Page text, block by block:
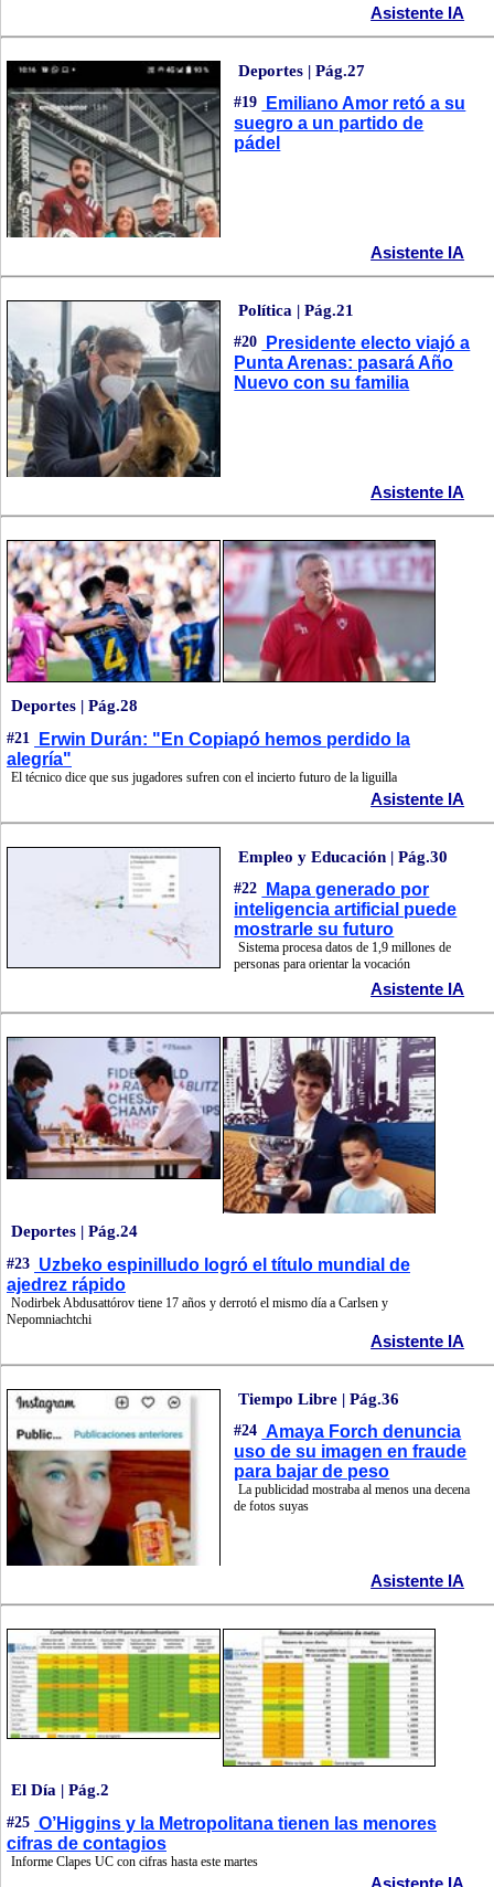
Asistente IA
Deportes | Pág.27
#19
Emiliano Amor retó a su
suegro a un partido de
pádel
Asistente IA
Política | Pág.21
#20
Presidente electo viajó a
Punta Arenas: pasará Año
Nuevo con su familia
Asistente IA
Deportes | Pág.28
#21
Erwin Durán: "En Copiapó hemos perdido la
alegría"
El técnico dice que sus jugadores sufren con el incierto futuro de la liguilla
Asistente IA
Empleo y Educación | Pág.30
#22
Mapa generado por
inteligencia artificial puede
mostrarle su futuro
Sistema procesa datos de 1,9 millones de
personas para orientar la vocación
Asistente IA
Deportes | Pág.24
#23 Uzbeko espinilludo logró el título mundial de
ajedrez rápido
Nodirbek Abdusattórov tiene 17 años y derrotó el mismo día a Carlsen y
Nepomniachtchi
Asistente IA
Tiempo Libre | Pág.36
#24 Amaya Forch denuncia
uso de su imagen en fraude
para bajar de peso
La publicidad mostraba al menos una decena
de fotos suyas
Asistente IA
El Día | Pág.2
#25 O’Higgins y la Metropolitana tienen las menores
cifras de contagios
Informe Clapes UC con cifras hasta este martes
Asistente IA